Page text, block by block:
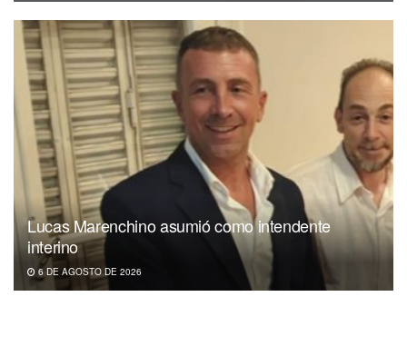
Lucas Marenchino asumió como intendente
interino
6 DE AGOSTO DE 2026